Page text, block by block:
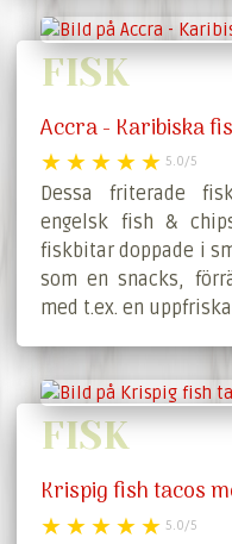
FISK
Accra - Karibiska
5.0/5
Dessa friterade
engelsk fish &
fiskbitar doppade i
som en snacks,
med t.ex. en
FISK
Krispig fish tacos
5.0/5